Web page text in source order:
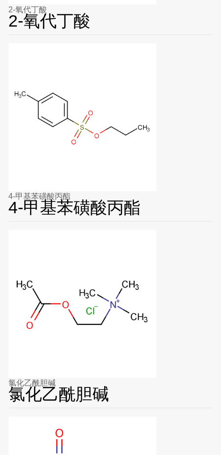
2-氧代丁酸
2-氧代丁酸
4-甲基苯磺酸丙酯
4-甲基苯磺酸丙酯
氯化乙酰胆碱
氯化乙酰胆碱